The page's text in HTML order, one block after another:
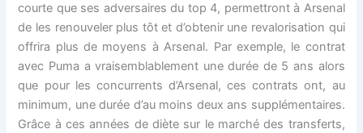
courte que ses adversaires du top 4, permettront à Arsenal
de les renouveler plus tôt et d’obtenir une revalorisation qui
offrira plus de moyens à Arsenal. Par exemple, le contrat
avec Puma a vraisemblablement une durée de 5 ans alors
que pour les concurrents d’Arsenal, ces contrats ont, au
minimum, une durée d’au moins deux ans supplémentaires.
Grâce à ces années de diète sur le marché des transferts,